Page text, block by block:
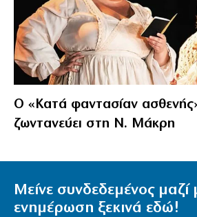
Ο «Κατά φαντασίαν
ζωντανεύει στη Ν. Μάκρη
Μείνε συνδεδεμένος μαζί
ενημέρωση ξεκινά εδώ!